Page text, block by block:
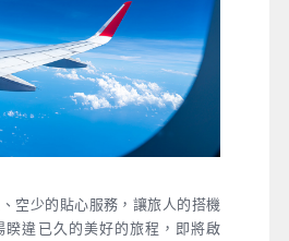
空少的貼心服務，讓旅人的搭機
睽違已久的美好的旅程，即將啟